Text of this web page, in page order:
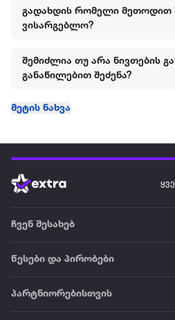
გადახდის რომელი მეთოდით
ვისარგებლო?
შემიძლია თუ არა ნივთების
განაწილებით შეძენა?
მეტის ნახვა
ჩვენ შესახებ
წესები და პირობები
პარტნიორებისთვის